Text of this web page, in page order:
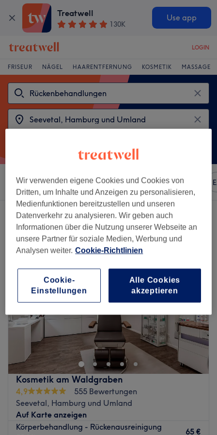
Treatwell
130K
Use app
LOGIN
FRISEUR NÄGEL HAARENTFERNUNG KOSMETIK MASSAGE
Sortieren nach Besonderheiten Marken Salons
2 Salons die anbieten:
rückenbehandlungen in der Nähe von Seevetal, Hamburg und
Umland
Kosmetik am Waldgraben
4,9
555 Bewertungen
Seevetal, Hamburg und Umland
Auf Karte anzeigen
Körperbehandlung - Rückenausreinigung
65 €
Wir verwenden eigene Cookies und Cookies von
Dritten, um Inhalte und Anzeigen zu personalisieren,
Medienfunktionen bereitzustellen und unseren
Datenverkehr zu analysieren. Wir geben auch
Informationen über die Nutzung unserer Webseite an
unsere Partner für soziale Medien, Werbung und
Analysen weiter. Cookie-Richtlinien
Cookie-
Einstellungen
Alle Cookies
akzeptieren